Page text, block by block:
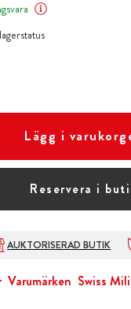
Lägg i
Reservera i
AUKTORISERAD BUTIK
Varumärken Swiss